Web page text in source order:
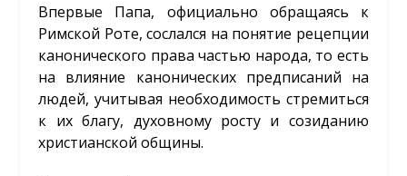
Впервые Папа, официально обращаясь к
Римской Роте, сослался на понятие рецепции
канонического права частью народа, то есть
на влияние канонических предписаний на
людей, учитывая необходимость стремиться
к их благу, духовному росту и созиданию
христианской общины.